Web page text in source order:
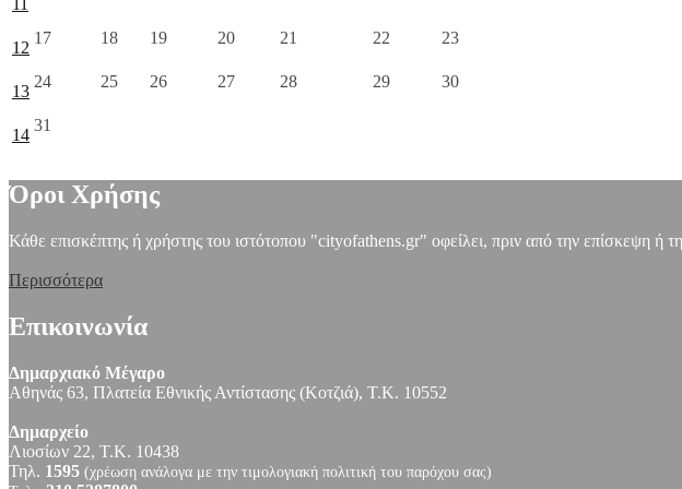
11
12
17 18 19 20 21 22 23
13
24 25 26 27 28 29 30
14
31
Όροι Χρήσης
Κάθε επισκέπτης ή χρήστης του ιστότοπου "cityofathens.gr" οφείλει, πριν από την επίσκεψη ή
Περισσότερα
Επικοινωνία
Δημαρχιακό Μέγαρο
Αθηνάς 63, Πλατεία Εθνικής Αντίστασης (Κοτζιά), Τ.Κ. 10552
Δημαρχείο
Λιοσίων 22, Τ.Κ. 10438
Τηλ. 1595 (χρέωση ανάλογα με την τιμολογιακή πολιτική του παρόχου σας)